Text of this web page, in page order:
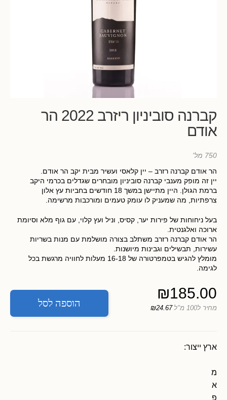
קברנה סוביניון ריזרב 2022 הר
אודם
750 מל'
הר אודם קברנה רזרב – יין קלאסי ועשיר מבית יקב הר אודם.
יין זה מופק מענבי קברנה סוביניון מובחרים שגדלים בכרמי היקב
ברמת הגולן. היין מתיישן במשך 18 חודשים בחביות עץ אלון
צרפתיות, מה שמעניק לו עומק טעמים ומורכבות מרשימה.
בעל ניחוחות של פירות יער, קסיס, וניל ועץ קלוי, עם גוף מלא וסיומת
ארוכה ואלגנטית.
הר אודם קברנה רזרב משתלב בצורה מושלמת עם מנות בשריות
עשירות, תבשילים וגבינות מיושנות.
מומלץ להגיש בטמפרטורה של 16-18 מעלות לחוויה מרגשת בכל
לגימה.
₪185.00
מחיר ל100 מ"ל ₪24.67 הוספה לסל
ארץ ייצור:
מ
א
פ